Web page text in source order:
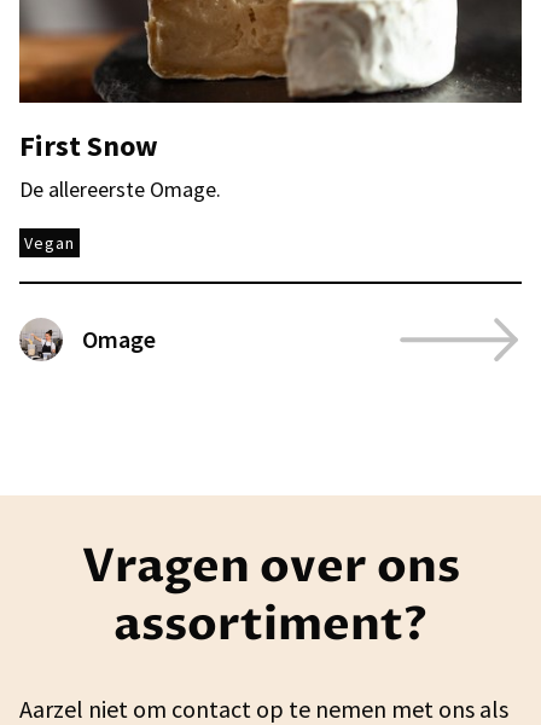
First Snow
De allereerste Omage.
Vegan
Omage
Vragen over ons
assortiment?
Aarzel niet om contact op te nemen met ons als